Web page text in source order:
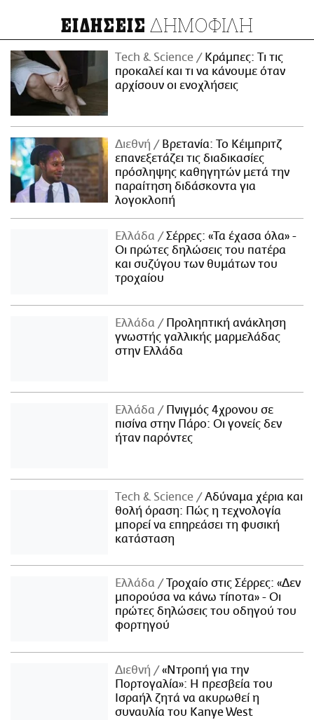
ΕΙΔΗΣΕΙΣ ΔΗΜΟΦΙΛΗ
Τech & Science
Κράμπες: Τι τις
προκαλεί και τι να κάνουμε όταν
αρχίσουν οι ενοχλήσεις
Διεθνή
Βρετανία: Το Κέιμπριτζ
επανεξετάζει τις διαδικασίες
πρόσληψης καθηγητών μετά την
παραίτηση διδάσκοντα για
λογοκλοπή
Ελλάδα
Σέρρες: «Τα έχασα όλα» -
Οι πρώτες δηλώσεις του πατέρα
και συζύγου των θυμάτων του
τροχαίου
Ελλάδα
Προληπτική ανάκληση
γνωστής γαλλικής μαρμελάδας
στην Ελλάδα
Ελλάδα
Πνιγμός 4χρονου σε
πισίνα στην Πάρο: Οι γονείς δεν
ήταν παρόντες
Τech & Science
Αδύναμα χέρια και
θολή όραση: Πώς η τεχνολογία
μπορεί να επηρεάσει τη φυσική
κατάσταση
Ελλάδα
Τροχαίο στις Σέρρες: «Δεν
μπορούσα να κάνω τίποτα» - Οι
πρώτες δηλώσεις του οδηγού του
φορτηγού
Διεθνή
«Ντροπή για την
Πορτογαλία»: Η πρεσβεία του
Ισραήλ ζητά να ακυρωθεί η
συναυλία του Kanye West